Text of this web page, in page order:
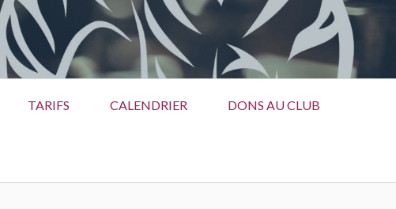
TARIFS CALENDRIER DONS AU CLUB